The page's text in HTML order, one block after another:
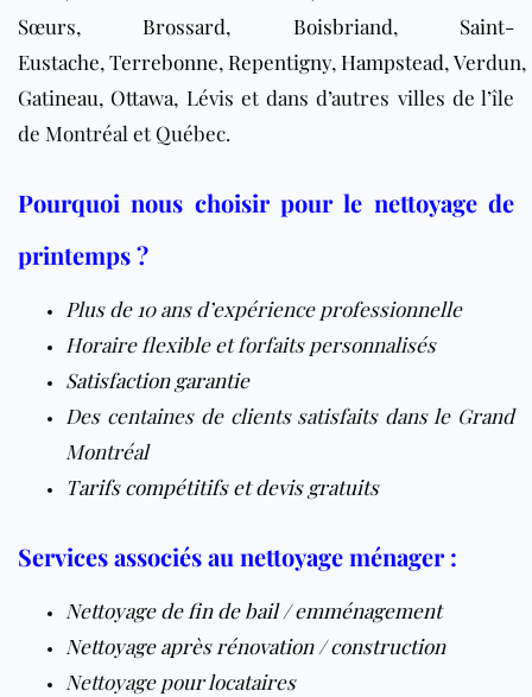
Sœurs, Brossard, Boisbriand, Saint-
Eustache,Terrebonne, Repentigny, Hampstead,Verdun,
Gatineau, Ottawa, Lévis et dans d’autres villes de l’île
de Montréal et Québec.
Pourquoi nous choisir pour le nettoyage de
printemps ?
Plus de 10 ans d’expérience professionnelle
Horaire flexible et forfaits personnalisés
Satisfaction garantie
Des centaines de clients satisfaits dans le Grand
Montréal
Tarifs compétitifs et devis gratuits
Services associés au nettoyage ménager :
Nettoyage de fin de bail / emménagement
Nettoyage après rénovation/construction
Nettoyage pour locataires